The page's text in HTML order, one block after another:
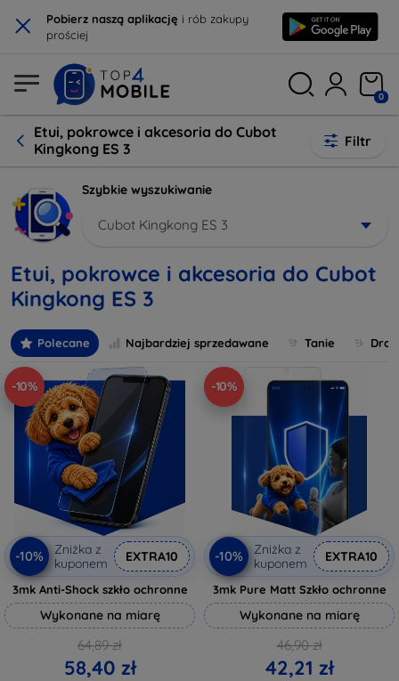
× Pobierz naszą aplikację i rób zakupy
prościej
0
Etui, pokrowce i akcesoria do Cubot
Kingkong ES 3
Filtr
Szybkie wyszukiwanie
Cubot Kingkong ES 3
Etui, pokrowce i akcesoria do Cubot
Kingkong ES 3
Polecane Najbardziej sprzedawane Tanie
-10%
-10%
Zniżka z
kuponem
EXTRA10
3mk Anti-Shock szkło ochronne
Wykonane na miarę
64,89 zł
58,40 zł
-10%
-10%
Zniżka z
kuponem
EXTRA10
3mk Pure Matt Szkło ochronne
Wykonane na miarę
46,90 zł
42,21 zł